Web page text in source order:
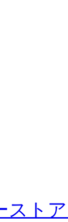
スト